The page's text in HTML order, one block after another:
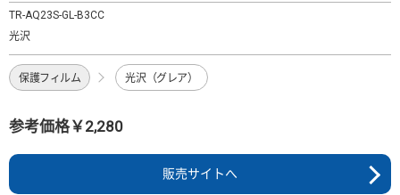
TR-AQ23S-GL-B3CC
光沢
保護フィルム 光沢（グレア）
参考価格￥2,280
販売サイトへ